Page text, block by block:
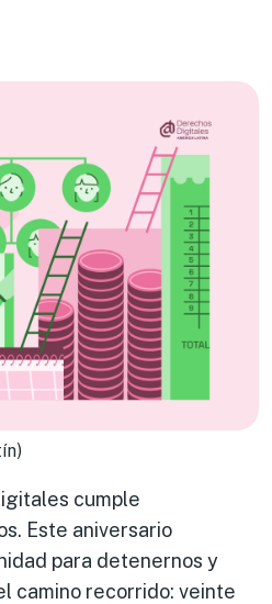
cumple
Este aniversario
para detenernos y
camino recorrido: veinte